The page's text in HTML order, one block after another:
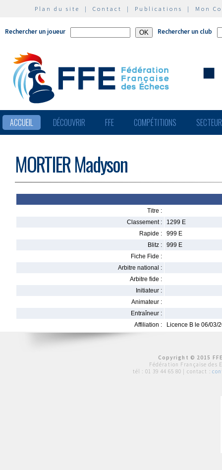
Plan du site | Contact | Publications | Mon
Rechercher un joueur Rechercher un club
ACCUEIL DÉCOUVRIR FFE COMPÉTITIONS
MORTIER Madyson
Titre :
Classement :
1299 E
Rapide :
999 E
Blitz :
999 E
Fiche Fide :
Arbitre national :
Arbitre fide :
Initiateur :
Animateur :
Entraîneur :
Affiliation :
Licence B le 06/03/
Copyright © 2015
Fédération Française des
tél : 01 39 44 65 80 | contact :